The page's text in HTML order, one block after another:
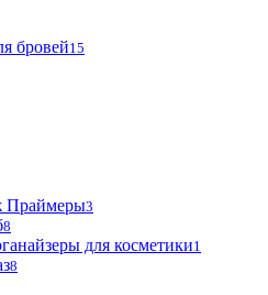
бровей15
Праймеры3
8
для косметики1
8